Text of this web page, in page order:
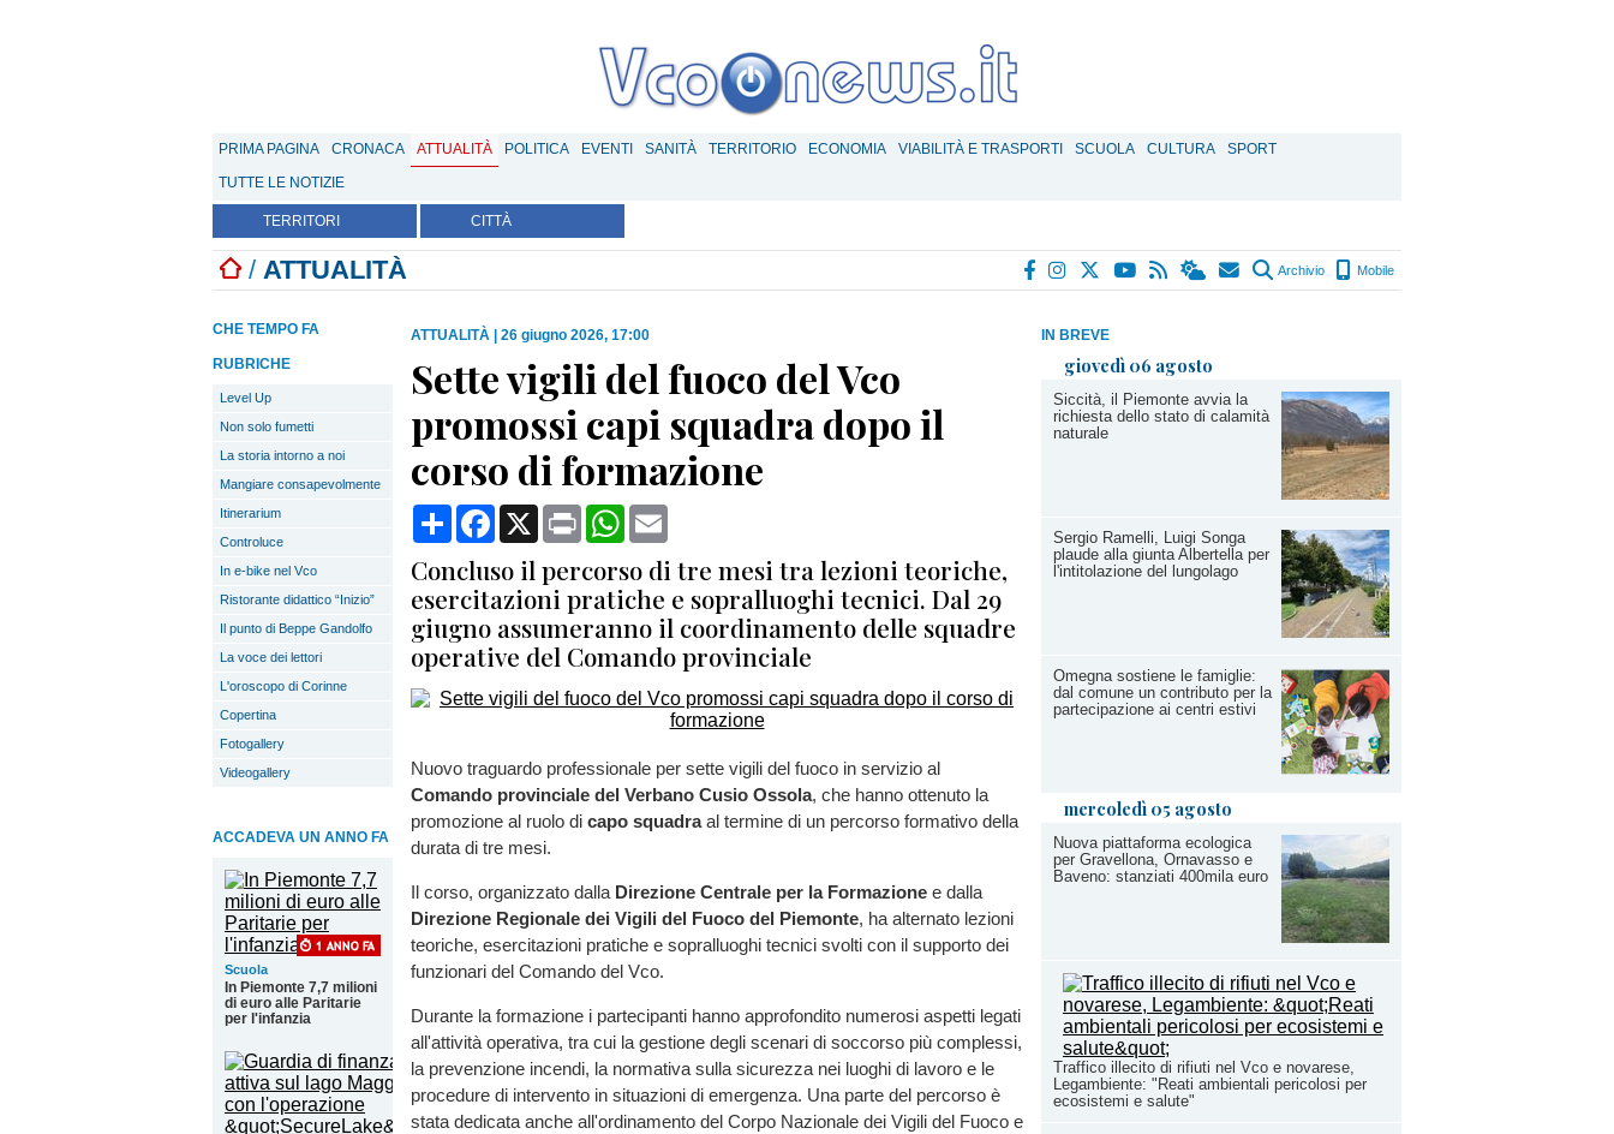
PRIMA PAGINA CRONACA ATTUALITÀ POLITICA EVENTI SANITÀ TERRITORIO ECONOMIA VIABILITÀ E TRASPORTI SCUOLA CULTURA
SPORT
TUTTE LE NOTIZIE
TERRITORI CITTÀ
/ ATTUALITÀ Archivio Mobile
IN BREVE
giovedì 06 agosto
Siccità, il Piemonte avvia la
richiesta dello stato di calamità
naturale
Sergio Ramelli, Luigi Songa
plaude alla giunta Albertella per
l'intitolazione del lungolago
Omegna sostiene le famiglie:
dal comune un contributo per la
partecipazione ai centri estivi
mercoledì 05 agosto
Nuova piattaforma ecologica
per Gravellona, Ornavasso e
Baveno: stanziati 400mila euro
Traffico illecito di rifiuti nel Vco e novarese,
Legambiente: "Reati ambientali pericolosi per
ecosistemi e salute"
CHE TEMPO FA
RUBRICHE
Level Up
Non solo fumetti
La storia intorno a noi
Mangiare consapevolmente
Itinerarium
Controluce
In e-bike nel Vco
Ristorante didattico “Inizio”
Il punto di Beppe Gandolfo
La voce dei lettori
L'oroscopo di Corinne
Copertina
Fotogallery
Videogallery
ACCADEVA UN ANNO FA
Scuola
In Piemonte 7,7 milioni
di euro alle Paritarie
per l'infanzia
ATTUALITÀ 26 giugno 2026, 17:00
Sette vigili del fuoco del Vco
promossi capi squadra dopo il
corso di formazione
CondividiFacebook
X Print WhatsApp
Concluso il percorso di tre mesi tra lezioni teoriche,
esercitazioni pratiche e sopralluoghi tecnici. Dal 29
giugno assumeranno il coordinamento delle squadre
operative del Comando provinciale
Nuovo traguardo professionale per sette vigili del fuoco in servizio al
Comando provinciale del Verbano Cusio Ossola, che hanno ottenuto la
promozione al ruolo di capo squadraal termine di un percorso formativo della
durata di tre mesi.
Il corso, organizzato dalla Direzione Centrale per la Formazione e dalla
Direzione Regionale dei Vigili del Fuoco del Piemonte, ha alternato lezioni
teoriche, esercitazioni pratiche e sopralluoghi tecnici svolti con il supporto dei
funzionari del Comando del Vco.
Durante la formazione i partecipanti hanno approfondito numerosi aspetti legati
all'attività operativa, tra cui la gestione degli scenari di soccorso più complessi,
la prevenzione incendi, la normativa sulla sicurezza nei luoghi di lavoro e le
procedure di intervento in situazioni di emergenza. Una parte del percorso è
stata dedicata anche all'ordinamento del Corpo Nazionale dei Vigili del Fuoco e